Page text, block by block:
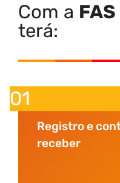
Com a
terá:
01
Registro e
receber